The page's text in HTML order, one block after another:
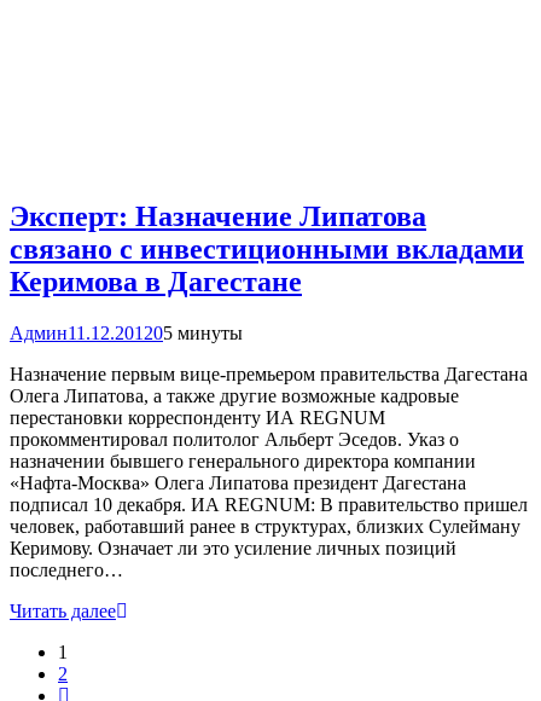
Эксперт: Назначение Липатова
связано с инвестиционными вкладами
Керимова в Дагестане
Админ11.12.201205 минуты
Назначение первым вице-премьером правительства Дагестана
Олега Липатова, а также другие возможные кадровые
перестановки корреспонденту ИА REGNUM
прокомментировал политолог Альберт Эседов. Указ о
назначении бывшего генерального директора компании
«Нафта-Москва» Олега Липатова президент Дагестана
подписал 10 декабря. ИА REGNUM: В правительство пришел
человек, работавший ранее в структурах, близких Сулейману
Керимову. Означает ли это усиление личных позиций
последнего…
Читать далее
1
2